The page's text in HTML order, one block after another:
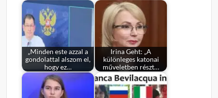
„Minden este azzal a
gondolattal alszom el,
hogy ez…
Irina Geht: „A
különleges katonai
műveletben részt…